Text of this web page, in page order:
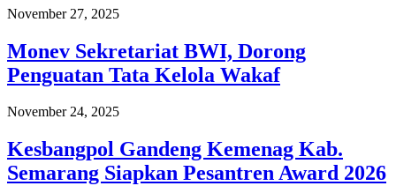
November 27, 2025
Monev Sekretariat BWI, Dorong
Penguatan Tata Kelola Wakaf
November 24, 2025
Kesbangpol Gandeng Kemenag Kab.
Semarang Siapkan Pesantren Award 2026